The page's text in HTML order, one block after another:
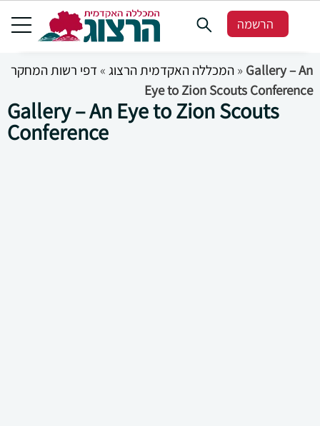
הרשמה
Gallery – An Eye to Zion Scouts
Conference
המכללה האקדמית הרצוג » דפי רשות המחקר » Gallery – An
Eye to Zion Scouts Conference